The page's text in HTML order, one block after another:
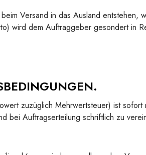
Versand in das Ausland
wird dem Auftraggeber gesondert in
zuzüglich Mehrwertsteuer) ist
bei Auftragserteilung schriftlich zu